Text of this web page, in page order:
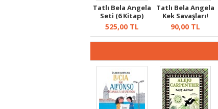
Tatlı Bela Angela
Seti (6 Kitap)
525,00TL
Tatlı Bela Angela
Kek Savaşları!
90,00TL